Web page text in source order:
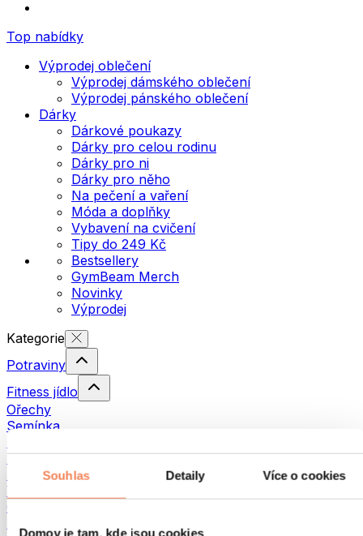
Souhlas Detaily Více o cookies
Domov je tam, kde jsou cookies
Top nabídky
Výprodej oblečení
Výprodej dámského oblečení
Výprodej pánského oblečení
Dárky
Dárkové poukazy
Dárky pro celou rodinu
Dárky pro ni
Dárky pro něho
Na pečení a vaření
Móda a doplňky
Vybavení na cvičení
Tipy do 249 Kč
Bestsellery
GymBeam Merch
Novinky
Výprodej
Kategorie
Potraviny
Fitness jídlo
Ořechy
Semínka
Ryby
Hotová jídla
Vajíčka
Chléb a pečivo